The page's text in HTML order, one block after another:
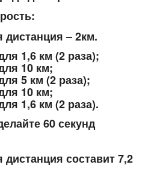
дистанция – 2км.
1,6 км (2 раза);
10 км;
5 км (2 раза);
10 км;
1,6 км (2 раза).
60 секунд
составит 7,2